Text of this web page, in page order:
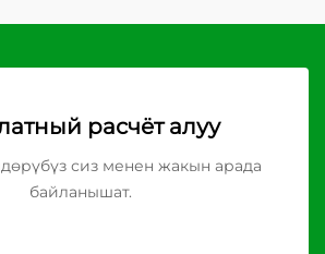
расчёт алуу
сиз менен жакын арада
байланышат.